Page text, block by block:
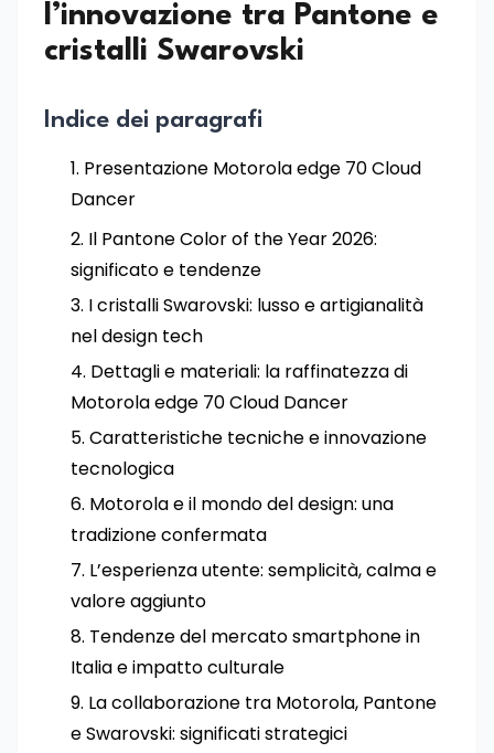
l’innovazione tra Pantone e
cristalli Swarovski
Indice dei paragrafi
Presentazione Motorola edge 70 Cloud
Dancer
Il Pantone Color of the Year 2026:
significato e tendenze
I cristalli Swarovski: lusso e artigianalità
nel design tech
Dettagli e materiali: la raffinatezza di
Motorola edge 70 Cloud Dancer
Caratteristiche tecniche e innovazione
tecnologica
Motorola e il mondo del design: una
tradizione confermata
L’esperienza utente: semplicità, calma e
valore aggiunto
Tendenze del mercato smartphone in
Italia e impatto culturale
La collaborazione tra Motorola, Pantone
e Swarovski: significati strategici